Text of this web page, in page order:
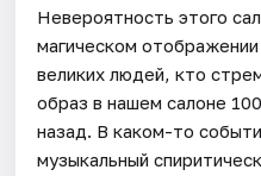
Невероятность этого
магическом
великих людей, кто
образ в нашем салоне
назад. В каком-то
музыкальный